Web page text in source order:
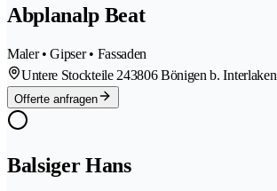
Abplanalp Beat
Maler • Gipser • Fassaden
Untere Stockteile 243806 Bönigen b. Interlaken
Offerte anfragen
Balsiger Hans